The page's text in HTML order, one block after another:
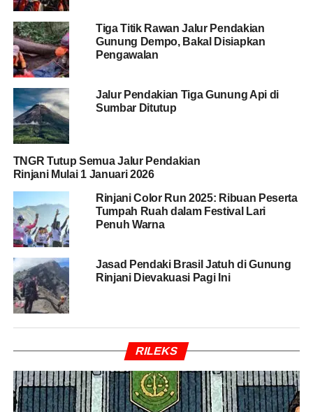
langsung bergerak melakukan evakuasi begitu menerima
laporan kejadian.
“Setelah ada informasi, petugas langsung menuju lokasi
kejadian untuk memberikan pertolongan dan evakuasi
terhadap korban,” kata Budy, Jumat (15/5/2026).
BACA JUGA
rombongan yang didampingi porter, guide, dan tour
organizer. Saat perjalanan menuju Pos 4, rombongan
sempat diguyur hujan dan beristirahat sebelum
melanjutkan pendakian menuju Pelawangan Sembalun.
Namun situasi berubah dramatis sekitar 15 menit setelah
perjalanan kembali dilanjutkan.
kaki beberapa langkah, lalu menunduk dan terjatuh
Guide yang mendampingi langsung melakukan
Tiga Titik Rawan Jalur Pendakian
Gunung Dempo, Bakal Disiapkan
Pengawalan
Jalur Pendakian Tiga Gunung Api di
Sumbar Ditutup
TNGR Tutup Semua Jalur Pendakian
Rinjani Mulai 1 Januari 2026
Rinjani Color Run 2025: Ribuan Peserta
Tumpah Ruah dalam Festival Lari
Penuh Warna
Jasad Pendaki Brasil Jatuh di Gunung
Rinjani Dievakuasi Pagi Ini
RILEKS